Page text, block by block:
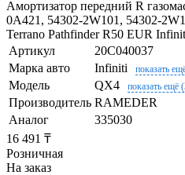
Амортизатор передний R
0A421, 54302-2W101, 54302-
Terrano Pathfinder R50 EUR
Артикул
20C040037
Марка авто
Infiniti показать
Модель QX4 показать ещё
Производитель RAMEDER
Аналог
335030
16 491 ₸
Розничная
На заказ